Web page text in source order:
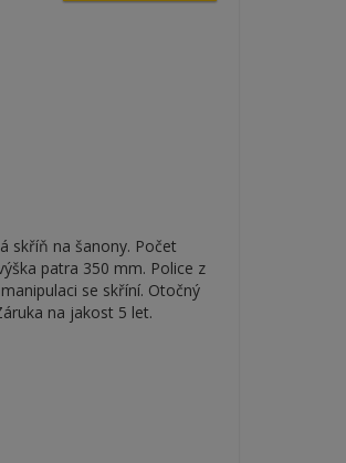
skříň na šanony. Počet
patra 350 mm. Police z
se skříní. Otočný
na jakost 5 let.